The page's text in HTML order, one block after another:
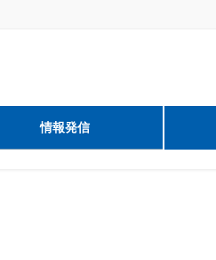
情報発信